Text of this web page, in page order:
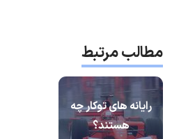
مطالب مرتبط
رایانه های توکار چه
هستند؟